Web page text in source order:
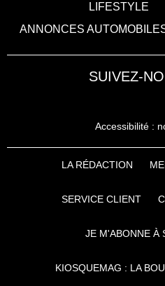
LIFESTYLE
ANNONCES
SUIVEZ-
Accessibilité :
LA RÉDACTION
SERVICE CLIENT
JE M'ABONNE À
KIOSQUEMAG : LA